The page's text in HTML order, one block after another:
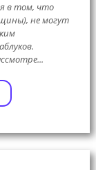
в том, что
не могут